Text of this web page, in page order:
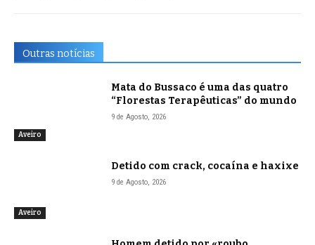
Outras notícias
Aveiro
Mata do Bussaco é uma das quatro
“Florestas Terapêuticas” do mundo
9 de Agosto, 2026
Aveiro
Detido com crack, cocaína e haxixe
9 de Agosto, 2026